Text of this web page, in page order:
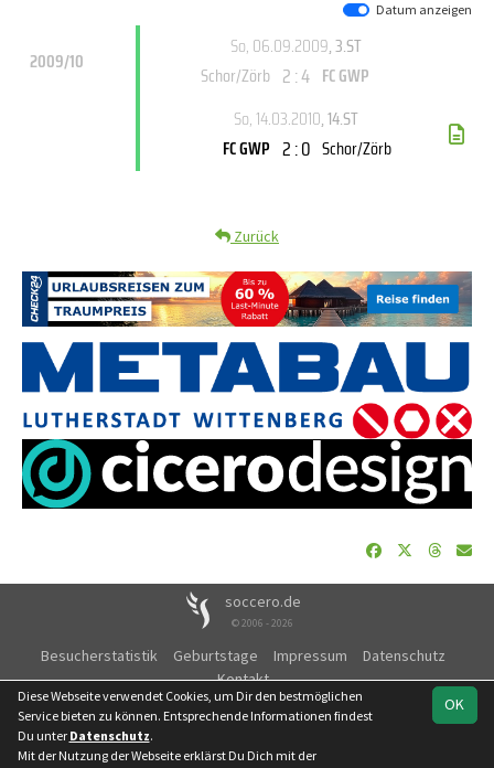
Team Landesliga Meisterrunde
Datum anzeigen
2009/10
So, 06.09.2009, 3.ST
Schor/Zörb 2 : 4 FC GWP
So, 14.03.2010, 14.ST
FC GWP 2 : 0 Schor/Zörb
Zurück
soccero.de
© 2006 - 2026
Besucherstatistik Geburtstage Impressum
Datenschutz
Kontakt
OK
Diese Webseite verwendet Cookies, um Dir den bestmöglichen
Service bieten zu können. Entsprechende Informationen findest
Du unter Datenschutz.
Mit der Nutzung der Webseite erklärst Du Dich mit der